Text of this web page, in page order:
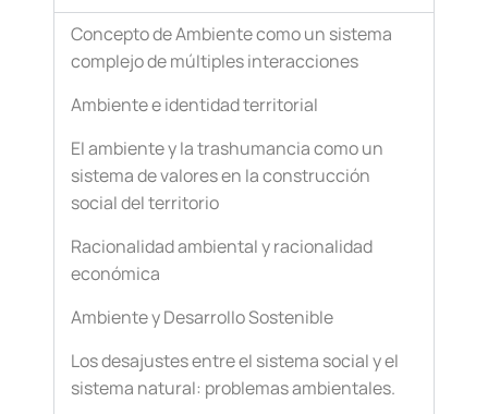
Concepto de Ambiente como un sistema
complejo de múltiples interacciones
Ambiente e identidad territorial
El ambiente y la trashumancia como un
sistema de valores en la construcción
social del territorio
Racionalidad ambiental y racionalidad
económica
Ambiente y Desarrollo Sostenible
Los desajustes entre el sistema social y el
sistema natural: problemas ambientales.